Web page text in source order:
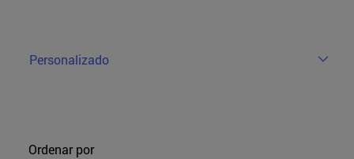
Personalizado
Ordenar
Ordenar por